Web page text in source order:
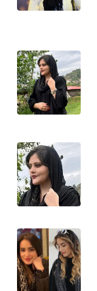
SUMBAR
WN
SUMSEL
WN
WN
LAMPUNG
WN
JATENG
WN
NUSANTARA